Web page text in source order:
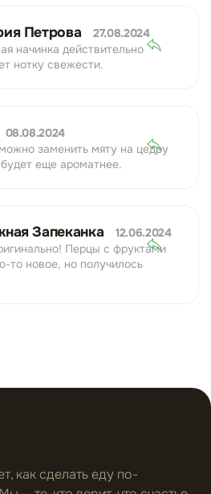
Петрова
27.08.2024
начинка действительно
нотку свежести.
08.08.2024
заменить мяту на цедру
еще ароматнее.
Запеканка
12.06.2024
Перцы с фруктами
то новое, но получилось
как сделать еду по-